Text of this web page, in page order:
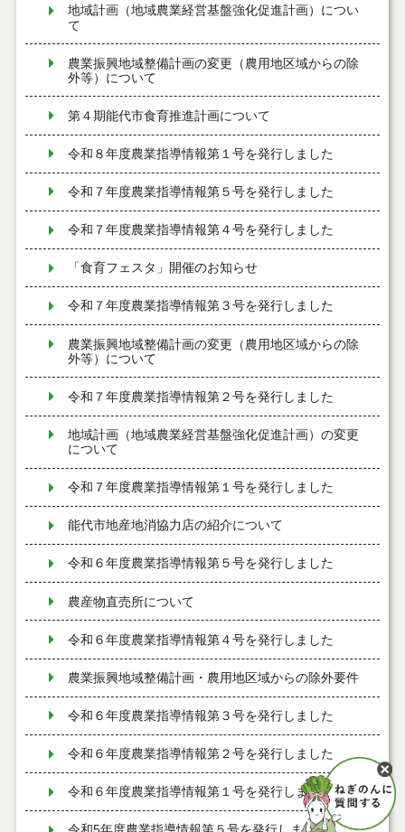
地域計画（地域農業経営基盤強化促進計画）につい
て
農業振興地域整備計画の変更（農用地区域からの除
外等）について
第４期能代市食育推進計画について
令和８年度農業指導情報第１号を発行しました
令和７年度農業指導情報第５号を発行しました
令和７年度農業指導情報第４号を発行しました
「食育フェスタ」開催のお知らせ
令和７年度農業指導情報第３号を発行しました
農業振興地域整備計画の変更（農用地区域からの除
外等）について
令和７年度農業指導情報第２号を発行しました
地域計画（地域農業経営基盤強化促進計画）の変更
について
令和７年度農業指導情報第１号を発行しました
能代市地産地消協力店の紹介について
令和６年度農業指導情報第５号を発行しました
農産物直売所について
令和６年度農業指導情報第４号を発行しました
農業振興地域整備計画・農用地区域からの除外要件
令和６年度農業指導情報第３号を発行しました
令和６年度農業指導情報第２号を発行しました
令和６年度農業指導情報第１号を発行しました